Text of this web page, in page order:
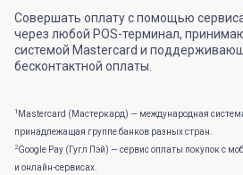
Совершать оплату с помощью
через любой POS-терминал,
системой Mastercard и
бесконтактной оплаты.
1 Mastercard (Мастеркард) — международная
принадлежащая группе банков разных стран.
2Google Pay (Гугл Пэй) — сервис оплаты покупок с
и онлайн-сервисах.